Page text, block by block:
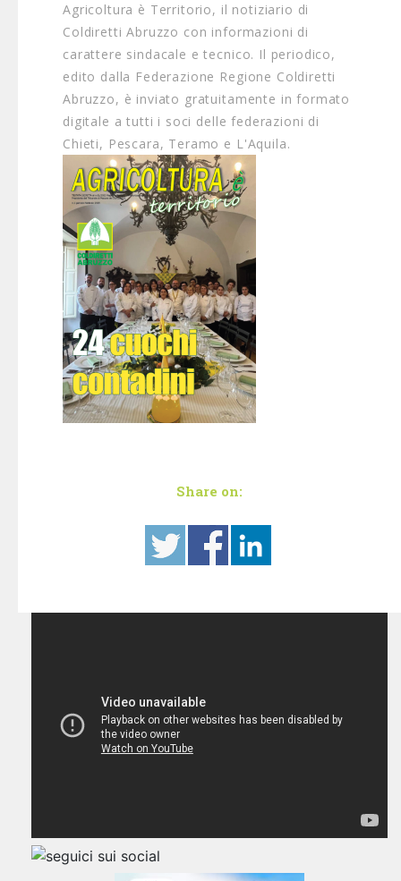
Agricoltura è Territorio, il notiziario di
Coldiretti Abruzzo con informazioni di
carattere sindacale e tecnico. Il periodico,
edito dalla Federazione Regione Coldiretti
Abruzzo, è inviato gratuitamente in formato
digitale a tutti i soci delle federazioni di
Chieti, Pescara, Teramo e L'Aquila.
Share on: